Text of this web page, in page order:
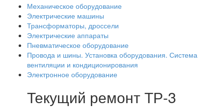
Механическое оборудование
Электрические машины
Трансформаторы, дроссели
Электрические аппараты
Пневматическое оборудование
Провода и шины. Установка оборудования. Система
вентиляции и кондиционирования
Электронное оборудование
Текущий ремонт ТР-3